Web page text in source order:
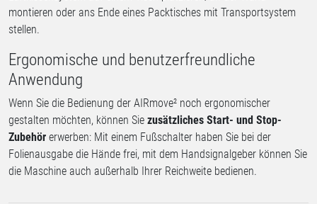
montieren oder ans Ende eines Packtisches mit Transportsystem
stellen.
Ergonomische und benutzerfreundliche
Anwendung
Wenn Sie die Bedienung der AIRmove² noch ergonomischer
gestalten möchten, können Sie zusätzliches Start- und Stop-
Zubehör erwerben: Mit einem Fußschalter haben Sie bei der
Folienausgabe die Hände frei, mit dem Handsignalgeber können Sie
die Maschine auch außerhalb Ihrer Reichweite bedienen.